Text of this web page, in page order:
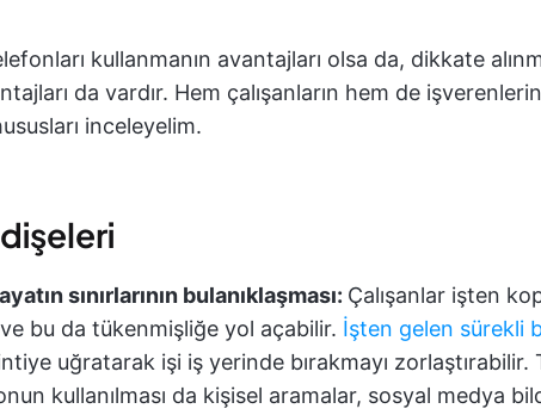
kullanmanın avantajları olsa da, dikkate
da vardır. Hem çalışanların hem de
inceleyelim.
sınırlarının bulanıklaşması: Çalışanlar işten
bu da tükenmişliğe yol açabilir. İşten gelen sürekli
uğratarak işi iş yerinde bırakmayı
kullanılması da kişisel aramalar, sosyal medya